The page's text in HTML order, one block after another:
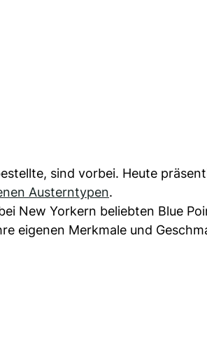
sind vorbei. Heute
Austerntypen.
New Yorkern beliebten Blue
eigenen Merkmale und